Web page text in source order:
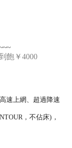
飽￥4000
速上網、超過降速
，不佔床)，